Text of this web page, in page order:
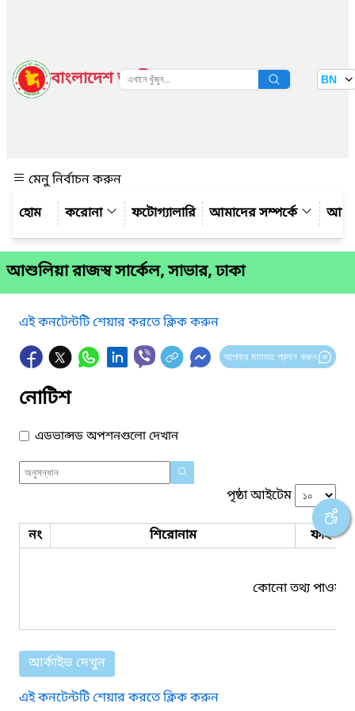
বাংলাদেশ জাতীয় তথ্য বাতায়ন BN
মেনু নির্বাচন করুন
করোনা
ফটোগ্যালারি আমাদের সম্পর্কে
আশুলিয়া রাজস্ব সার্কেল, সাভার, ঢাকা
এই কনটেন্টটি শেয়ার করতে ক্লিক করুন
আপনার মতামত প্রদান করুন
নোটিশ
এডভান্সড অপশনগুলো দেখান
পৃষ্ঠা আইটেম
নং শিরোনাম ফাইল
কোনো তথ্য পাওয়া
আর্কাইভ দেখুন
এই কনটেন্টটি শেয়ার করতে ক্লিক করুন